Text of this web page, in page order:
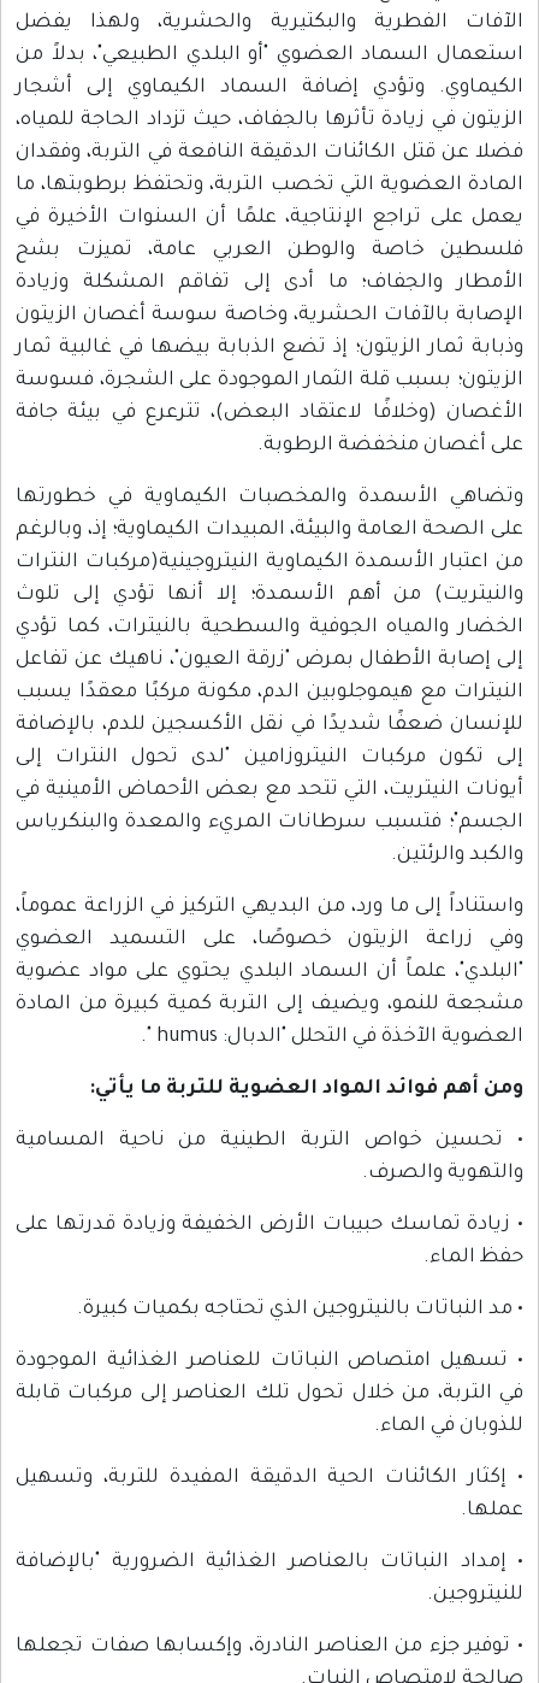
الآفات الفطرية والبكتيرية والحشرية، ولهذا يفضل
استعمال السماد العضوي "أو البلدي الطبيعي"، بدلاً من
الكيماوي. وتؤدي إضافة السماد الكيماوي إلى أشجار
الزيتون في زيادة تأثرها بالجفاف، حيث تزداد الحاجة للمياه،
فضلا عن قتل الكائنات الدقيقة النافعة في التربة، وفقدان
المادة العضوية التي تخصب التربة، وتحتفظ برطوبتها، ما
يعمل على تراجع الإنتاجية، علمًا أن السنوات الأخيرة في
فلسطين خاصة والوطن العربي عامة، تميزت بشح
الأمطار والجفاف؛ ما أدى إلى تفاقم المشكلة وزيادة
الإصابة بالآفات الحشرية، وخاصة سوسة أغصان الزيتون
وذبابة ثمار الزيتون؛ إذ تضع الذبابة بيضها في غالبية ثمار
الزيتون؛ بسبب قلة الثمار الموجودة على الشجرة، فسوسة
الأغصان (وخلافًا لاعتقاد البعض)، تترعرع في بيئة جافة
على أغصان منخفضة الرطوبة.
وتضاهي الأسمدة والمخصبات الكيماوية في خطورتها
على الصحة العامة والبيئة، المبيدات الكيماوية؛ إذ، وبالرغم
من اعتبار الأسمدة الكيماوية النيتروجينية(مركبات النترات
والنيتريت) من أهم الأسمدة؛ إلا أنها تؤدي إلى تلوث
الخضار والمياه الجوفية والسطحية بالنيترات، كما تؤدي
إلى إصابة الأطفال بمرض "زرقة العيون"، ناهيك عن تفاعل
النيترات مع هيموجلوبين الدم، مكونة مركبًا معقدًا يسبب
للإنسان ضعفًا شديدًا في نقل الأكسجين للدم، بالإضافة
إلى تكون مركبات النيتروزامين "لدى تحول النترات إلى
أيونات النيتريت، التي تتحد مع بعض الأحماض الأمينية في
الجسم"؛ فتسبب سرطانات المريء والمعدة والبنكرياس
والكبد والرئتين.
واستناداً إلى ما ورد، من البديهي التركيز في الزراعة عموماً،
وفي زراعة الزيتون خصوصًا، على التسميد العضوي
"البلدي"، علماً أن السماد البلدي يحتوي على مواد عضوية
مشجعة للنمو، ويضيف إلى التربة كمية كبيرة من المادة
العضوية الآخذة في التحلل "الدبال: humus ".
ومن أهم فوائد المواد العضوية للتربة ما يأتي:
• تحسين خواص التربة الطينية من ناحية المسامية
والتهوية والصرف.
• زيادة تماسك حبيبات الأرض الخفيفة وزيادة قدرتها على
حفظ الماء.
• مد النباتات بالنيتروجين الذي تحتاجه بكميات كبيرة.
• تسهيل امتصاص النباتات للعناصر الغذائية الموجودة
في التربة، من خلال تحول تلك العناصر إلى مركبات قابلة
للذوبان في الماء.
• إكثار الكائنات الحية الدقيقة المفيدة للتربة، وتسهيل
عملها.
• إمداد النباتات بالعناصر الغذائية الضرورية "بالإضافة
للنيتروجين.
• توفير جزء من العناصر النادرة، وإكسابها صفات تجعلها